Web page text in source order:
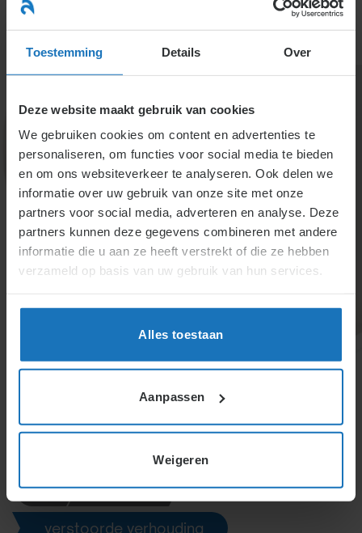
Toestemming Details Over
Deze website maakt gebruik van cookies
We gebruiken cookies om content en advertenties te
personaliseren, om functies voor social media te bieden
en om ons websiteverkeer te analyseren. Ook delen we
informatie over uw gebruik van onze site met onze
partners voor social media, adverteren en analyse. Deze
partners kunnen deze gegevens combineren met andere
informatie die u aan ze heeft verstrekt of die ze hebben
verzameld op basis van uw gebruik van hun services.
Alles toestaan
Aanpassen
Weigeren
naar
inhoud
Ontslag verstoorde
verhouding tussen
medewerkers
onderling
worden onderzocht voordat voor ontslag kan volgen.
De rechter kan een ernstige horizontale verstoring
ontslag
verstoorde verhouding